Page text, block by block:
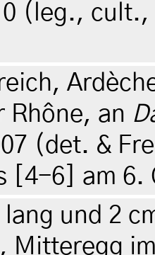
(leg.,
Rhône, an
(det. &
[4-6] am 6.
lang und 2
Mitteregg